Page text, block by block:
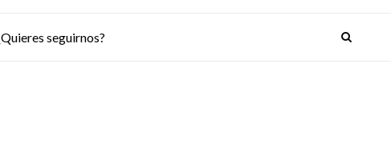
seguirnos?